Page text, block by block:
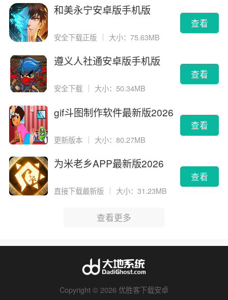
和美永宁安卓版手机版
安全下载正版 大小：75.63MB
查看
遵义人社通安卓版手机版
安全下载 大小：50.34MB
查看
gif斗图制作软件最新版2026
更新版本 ｜ 大小：80.27MB
查看
为米老乡APP最新版2026
直接下载最新版 大小：31.23MB
查看
查看更多
Copyright © 2026 优胜客下载安卓